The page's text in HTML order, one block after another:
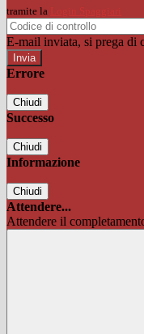
tramite la Login Spaggiari
E-mail inviata, si prega di
Errore
Chiudi
Successo
Chiudi
Informazione
Chiudi
Attendere...
Attendere il